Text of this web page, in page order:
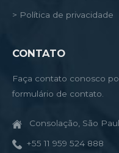
> Política de privacidade
CONTATO
Faça contato conosco
formulário de contato.
Consolação, São
+55 11 959 524 888